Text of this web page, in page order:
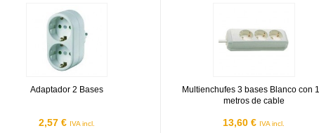
Adaptador 2 Bases
2,57 € IVA incl.
Multienchufes 3 bases Blanco con
metros de cable
13,60 € IVA incl.